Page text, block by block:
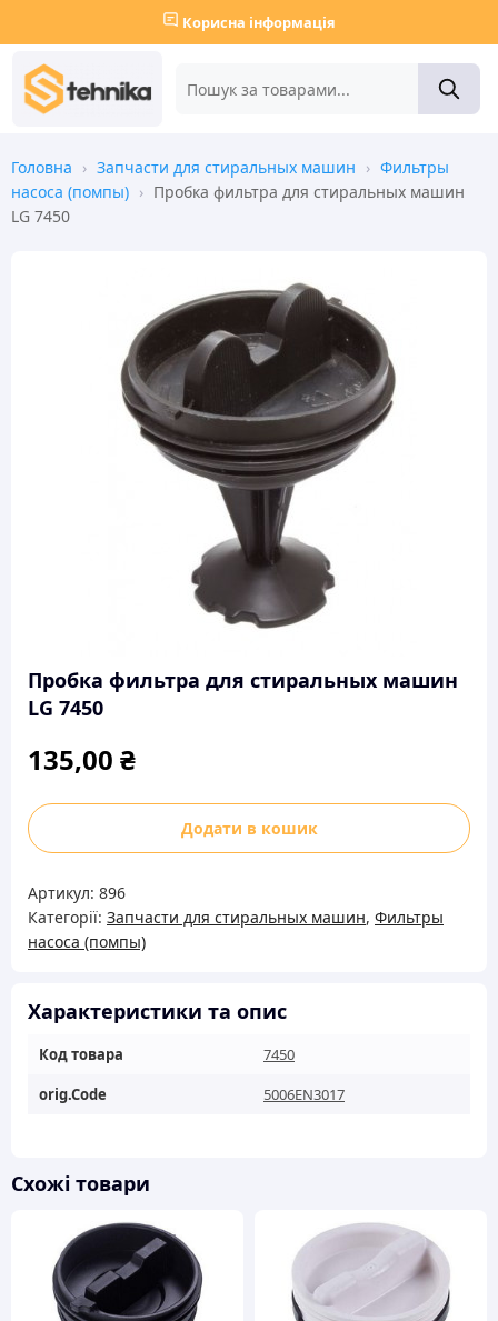
Корисна інформація
Головна › Запчасти для стиральных машин › Фильтры
насоса (помпы) › Пробка фильтра для стиральных машин
LG 7450
Пробка фильтра для стиральных машин
LG 7450
135,00 ₴
Пробка
фильтра
стиральных
машин
LG
кількість
Додати в кошик
Артикул: 896
Категорії: Запчасти для стиральных машин, Фильтры
насоса (помпы)
Характеристики та опис
Код товара
7450
orig.Code
5006EN3017
Схожі товари